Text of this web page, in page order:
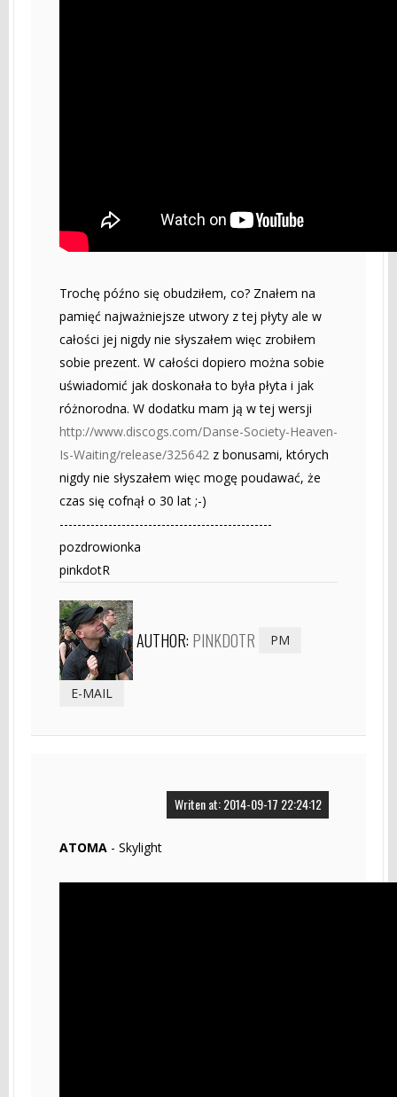
Trochę późno się obudziłem, co? Znałem na
pamięć najważniejsze utwory z tej płyty ale w
całości jej nigdy nie słyszałem więc zrobiłem
sobie prezent. W całości dopiero można sobie
uświadomić jak doskonała to była płyta i jak
różnorodna. W dodatku mam ją w tej wersji
http://www.discogs.com/Danse-Society-Heaven-
Is-Waiting/release/325642 z bonusami, których
nigdy nie słyszałem więc mogę poudawać, że
czas się cofnął o 30 lat ;-)
------------------------------------------------
pozdrowionka
pinkdotR
AUTHOR: PINKDOTR PM
E-MAIL
Writen at: 2014-09-17 22:24:12
ATOMA - Skylight